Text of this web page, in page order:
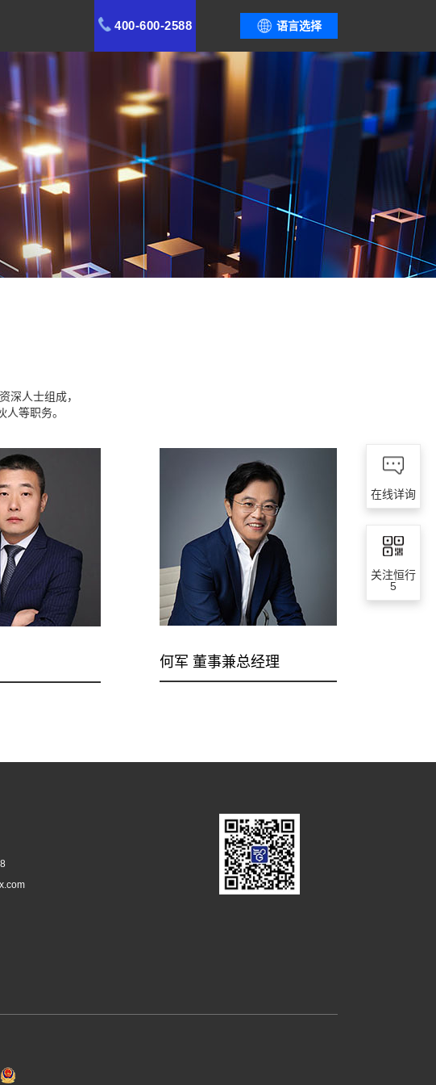
语言选择
400-600-2588
深人士组成，
等职务。
何军 董事兼总经理
在线详询
关注恒行
5